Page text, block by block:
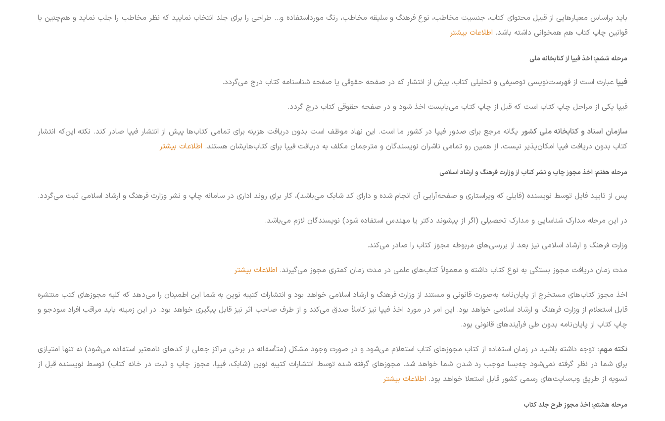
باید براساس معیارهایی از قبیل محتوای کتاب، جنسیت مخاطب، نوع فرهنگ و سلیقه مخاطب، رنگ مورداستفاده و… طراحی را برای جلد انتخاب نمایید که نظر مخاطب را جلب نماید و هم‌چنین با
قوانین چاپ کتاب هم همخوانی داشته باشد. اطلاعات بیشتر
مرحله ششم: اخذ فیپا از کتابخانه ملی
فیپا عبارت است از فهرست‌نویسی توصیفی و تحلیلی کتاب، پیش از انتشار که در صفحه حقوقی یا صفحه شناسنامه کتاب درج می‌گردد.
فیپا یکی از مراحل چاپ کتاب است که قبل از چاپ کتاب می‌بایست اخذ شود و در صفحه حقوقی کتاب درج گردد.
سازمان اسناد و کتابخانه ملی کشور یگانه مرجع برای صدور فیپا در کشور ما است. این نهاد موظف است بدون دریافت هزینه برای تمامی کتاب‌ها پیش از انتشار فیپا صادر کند. نکته این‌که انتشار
کتاب بدون دریافت فیپا امکان‌پذیر نیست، از همین رو تمامی ناشران نویسندگان و مترجمان مکلف به دریافت فیپا برای کتاب‌هایشان هستند. اطلاعات بیشتر
مرحله هفتم: اخذ مجوز چاپ و نشر کتاب از وزارت فرهنگ و ارشاد اسلامی
پس از تایید فایل توسط نویسنده (فایلی که ویراستاری و صفحه‌آرایی آن انجام شده و دارای کد شابک می‌باشد)، کار برای روند اداری در سامانه چاپ و نشر وزارت فرهنگ و ارشاد اسلامی ثبت می‌گردد.
در این مرحله مدارک شناسایی و مدارک تحصیلی (اگر از پیشوند دکتر یا مهندس استفاده شود) نویسندگان لازم می‌باشد.
وزارت فرهنگ و ارشاد اسلامی نیز بعد از بررسی‌های مربوطه مجوز کتاب را صادر می‌کند.
مدت زمان دریافت مجوز بستگی به نوع کتاب داشته و معمولاً کتاب‌های علمی در مدت زمان کمتری مجوز می‌گیرند. اطلاعات بیشتر
اخذ مجوز کتاب‌های مستخرج از پایان‌نامه به‌صورت قانونی و مستند از وزارت فرهنگ و ارشاد اسلامی خواهد بود و انتشارات کتیبه نوین به شما این اطمینان را می‌دهد که کلیه مجوزهای کتب منتشره
قابل استعلام از وزارت فرهنگ و ارشاد اسلامی خواهد بود. این امر در مورد اخذ فیپا نیز کاملاً صدق می‌کند و از طرف صاحب اثر نیز قابل پیگیری خواهد بود. در این زمینه باید مراقب افراد سودجو و
چاپ کتاب از پایان‌نامه بدون طی فرآیندهای قانونی بود.
نکته مهم: توجه داشته باشید در زمان استفاده از کتاب مجوزهای کتاب استعلام می‌شود و در صورت وجود مشکل (متأسفانه در برخی مراکز جعلی از کدهای نامعتبر استفاده می‌شود) نه تنها امتیازی
برای شما در نظر گرفته نمی‌شود چه‌بسا موجب رد شدن شما خواهد شد. مجوزهای گرفته شده توسط انتشارات کتیبه نوین (شابک، فیپا، مجوز چاپ و ثبت در خانه کتاب) توسط نویسنده قبل از
تسویه از طریق وب‌سایت‌های رسمی کشور قابل استعلا خواهد بود. اطلاعات بیشتر
مرحله هشتم: اخذ مجوز طرح جلد کتاب